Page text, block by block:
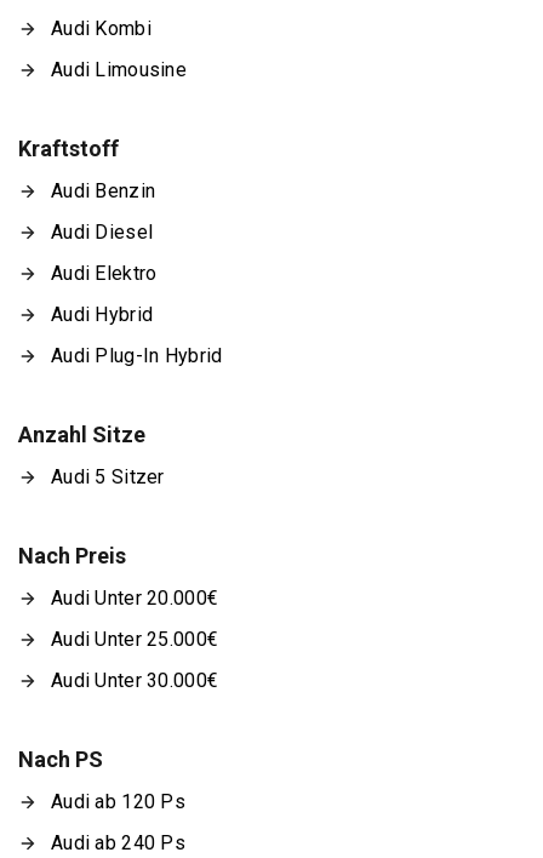
Audi Kombi
Audi Limousine
Kraftstoff
Audi Benzin
Audi Diesel
Audi Elektro
Audi Hybrid
Audi Plug-In Hybrid
Anzahl Sitze
Audi 5 Sitzer
Nach Preis
Audi Unter 20.000€
Audi Unter 25.000€
Audi Unter 30.000€
Nach PS
Audi ab 120 Ps
Audi ab 240 Ps